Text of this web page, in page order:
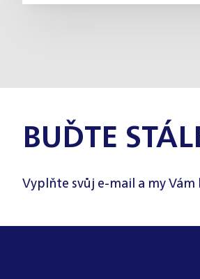
BUĎTE
Vyplňte svůj e-mail a my